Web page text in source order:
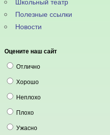
Школьный театр
Полезные ссылки
Новости
Оцените наш сайт
Отлично
Хорошо
Неплохо
Плохо
Ужасно